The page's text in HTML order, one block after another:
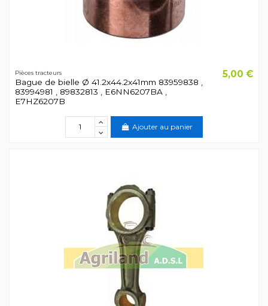
Pièces tracteurs
Bague de bielle Ø 41.2x44.2x41mm 83959838 ,
83994981 , 89832813 , E6NN6207BA ,
E7HZ6207B
5,00 €
Ajouter au panier